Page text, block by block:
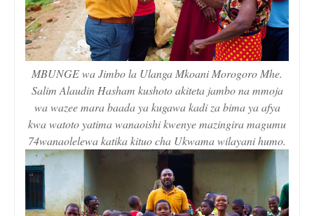
MBUNGE wa Jimbo la Ulanga Mkoani Morogoro Mhe.
Salim Alaudin Hasham kushoto akiteta jambo na mmoja
wa wazee mara baada ya kugawa kadi za bima ya afya
kwa watoto yatima wanaoishi kwenye mazingira magumu
74wanaolelewa katika kituo cha Ukwama wilayani humo.